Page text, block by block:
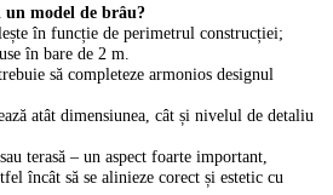
un model de brâu?
în funcție de perimetrul construcției;
în bare de 2 m.
să completeze armonios designul
atât dimensiunea, cât și nivelul de detaliu
terasă – un aspect foarte important,
încât să se alinieze corect și estetic cu